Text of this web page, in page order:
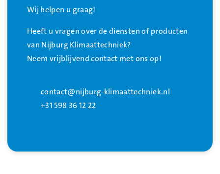
Wij helpen u graag!
Heeft u vragen over de diensten of producten
van Nijburg Klimaattechniek?
Neem vrijblijvend contact met ons op!
contact@nijburg-klimaattechniek.nl
+31 598 36 12 22